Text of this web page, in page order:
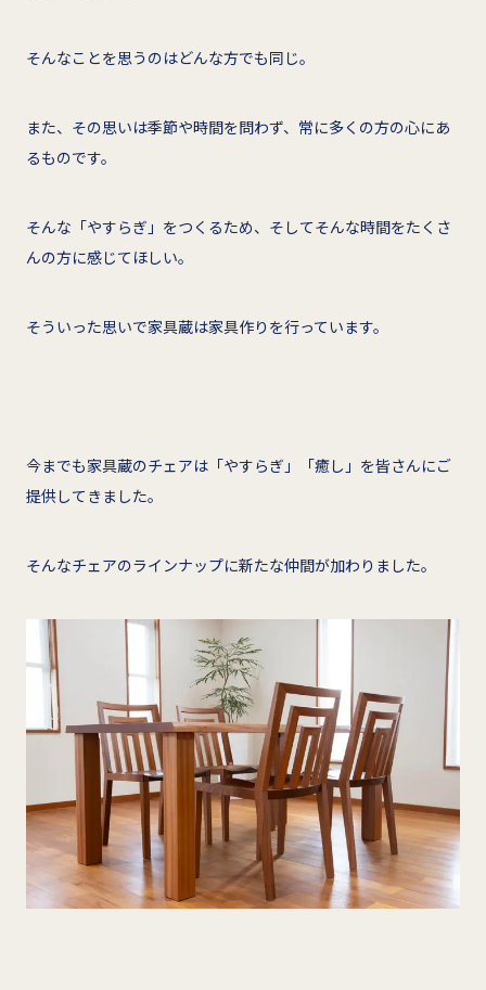
そんなことを思うのはどんな方でも同じ。
また、その思いは季節や時間を問わず、常に多くの方の心にあ
るものです。
そんな「やすらぎ」をつくるため、そしてそんな時間をたくさ
んの方に感じてほしい。
そういった思いで家具蔵は家具作りを行っています。
今までも家具蔵のチェアは「やすらぎ」「癒し」を皆さんにご
提供してきました。
そんなチェアのラインナップに新たな仲間が加わりました。